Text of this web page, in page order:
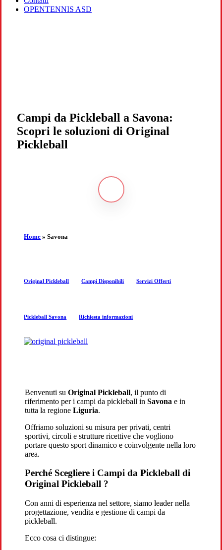
OPENTENNIS ASD
Campi da Pickleball a Savona:
Scopri le soluzioni di Original
Pickleball
Navigate
section
Home »Savona
Original Pickleball Campi Disponibili Servizi Offerti
Pickleball Savona Richiesta informazioni
Benvenuti suOriginal Pickleball, il punto di
riferimento per i campi da pickleball inSavona e in
tutta la regioneLiguria.
Offriamo soluzioni su misura per privati, centri
sportivi, circoli e strutture ricettive che vogliono
portare questo sport dinamico e coinvolgente nella loro
area.
Perché Scegliere i Campi da Pickleball di
Original Pickleball ?
Con anni di esperienza nel settore, siamo leader nella
progettazione, vendita e gestione di campi da
pickleball.
Ecco cosa ci distingue: